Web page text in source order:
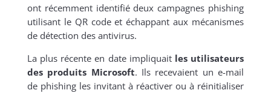
ont récemment identifié deux campagnes phishing
utilisant le QR code et échappant aux mécanismes
de détection des antivirus.
La plus récente en date impliquait les utilisateurs
des produits Microsoft. Ils recevaient un e-mail
de phishing les invitant à réactiver ou à réinitialiser